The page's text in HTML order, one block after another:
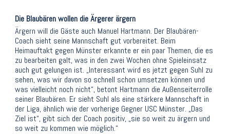
Die Blaubären wollen die Ärgerer ärgern
Ärgern will die Gäste auch Manuel Hartmann. Der Blaubären-
Coach sieht seine Mannschaft gut vorbereitet. Beim
Heimauftakt gegen Münster erkannte er ein paar Themen, die es
zu bearbeiten galt, was in den zwei Wochen ohne Spieleinsatz
auch gut gelungen ist. „Interessant wird es jetzt gegen Suhl zu
sehen, was wir davon so schnell schon umsetzen können und
was vielleicht noch nicht“, betont Hartmann die Außenseiterrolle
seiner Blaubären. Er sieht Suhl als eine stärkere Mannschaft in
der Liga, ähnlich wie der vorherige Gegner USC Münster. „Das
Ziel ist“, gibt sich der Coach positiv, „sie so weit zu ärgern und
so weit zu kommen wie möglich.“